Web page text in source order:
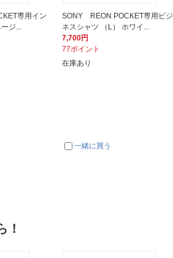
専用イン
ジ...
SONY REON POCKET専用ビジ
ネスシャツ （L） ホワイ...
7,700円
77ポイント
在庫あり
一緒に買う
！